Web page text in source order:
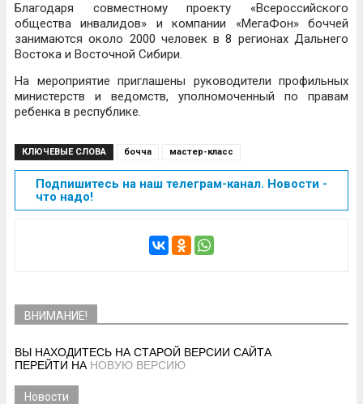
Благодаря совместному проекту «Всероссийского
общества инвалидов» и компании «МегаФон» боччей
занимаются около 2000 человек в 8 регионах Дальнего
Востока и Восточной Сибири.
На мероприятие приглашены руководители профильных
министерств и ведомств, уполномоченный по правам
ребенка в республике.
КЛЮЧЕВЫЕ СЛОВА бочча мастер-класс
Подпишитесь на наш телеграм-канал. Новости -
что надо!
ВНИМАНИЕ!
ВЫ НАХОДИТЕСЬ НА СТАРОЙ ВЕРСИИ САЙТА
ПЕРЕЙТИ НА НОВУЮ ВЕРСИЮ
Новости